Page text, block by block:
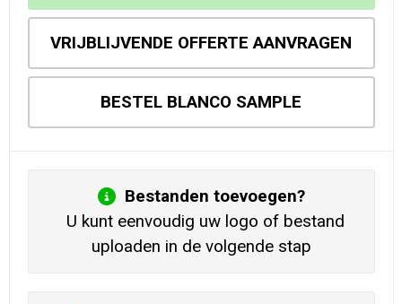
VRIJBLIJVENDE OFFERTE AANVRAGEN
BESTEL BLANCO SAMPLE
Bestanden toevoegen?
U kunt eenvoudig uw logo of bestand
uploaden in de volgende stap